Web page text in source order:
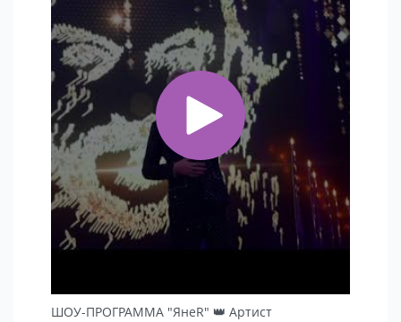
ШОУ-ПРОГРАММА "ЯнеR" 👑 Артист